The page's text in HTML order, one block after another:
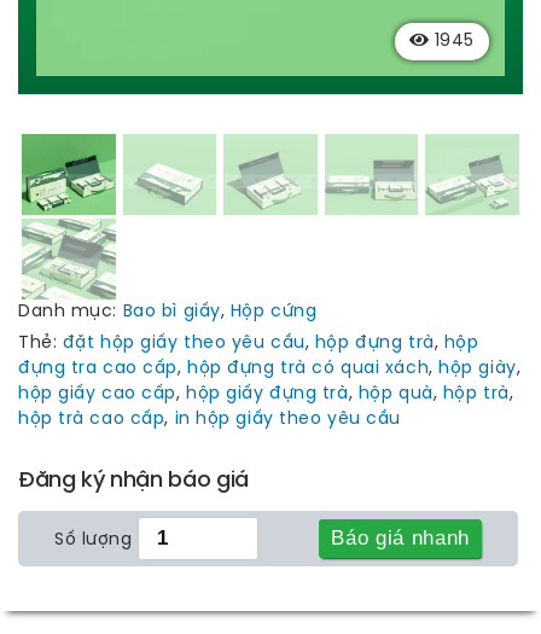
1945
Danh mục: Bao bì giấy, Hộp cứng
Thẻ: đặt hộp giấy theo yêu cầu, hộp đựng trà, hộp
đựng tra cao cấp,hộp đựng trà có quai xách,hộp giày,
hộp giấy cao cấp,hộp giấy đựng trà, hộp quà, hộp trà,
hộp trà cao cấp, in hộp giấy theo yêu cầu
Đăng ký nhận báo giá
Số lượng Báo giá nhanh